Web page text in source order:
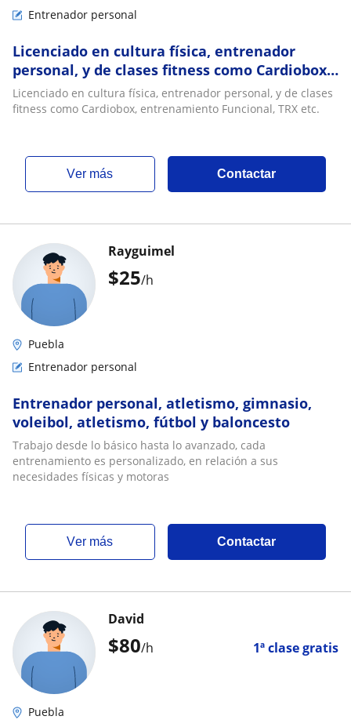
Entrenador personal
Licenciado en cultura física, entrenador
personal, y de clases fitness como Cardiobox,
entrenamiento Funcional, TRX etc
Licenciado en cultura física, entrenador personal, y de clases
fitness como Cardiobox, entrenamiento Funcional, TRX etc.
ver más Contactar
$25/h
Rayguimel
Puebla
Entrenador personal
Entrenador personal, atletismo, gimnasio,
voleibol, atletismo, fútbol y baloncesto
Trabajo desde lo básico hasta lo avanzado, cada
entrenamiento es personalizado, en relación a sus
necesidades físicas y motoras
ver más Contactar
$80/h 1ª clase gratis
David
Puebla